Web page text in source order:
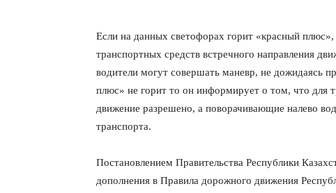
Если на данных светофорах горит «красный
транспортных средств встречного направления
водители могут совершать маневр, не дожидаясь
плюс» не горит то он информирует о том, что для
движение разрешено, а поворачивающие налево
транспорта.
Постановлением Правительства Республики
дополнения в Правила дорожного движения